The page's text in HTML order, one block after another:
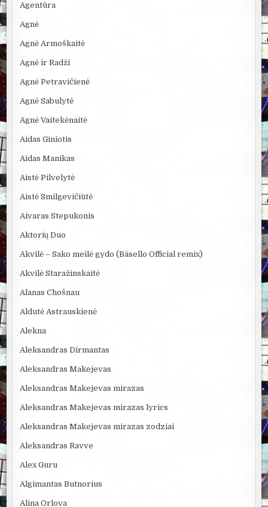
Agentūra
Agnė
Agnė Armoškaitė
Agnė ir Radži
Agnė Petravičienė
Agnė Sabulytė
Agnė Vaitekėnaitė
Aidas Giniotis
Aidas Manikas
Aistė Pilvelytė
Aistė Smilgevičiūtė
Aivaras Stepukonis
Aktorių Duo
Akvilė – Sako meilė gydo (Bäsello Official remix)
Akvilė Staražinskaitė
Alanas Chošnau
Aldutė Astrauskienė
Alekna
Aleksandras Dirmantas
Aleksandras Makejevas
Aleksandras Makejevas mirazas
Aleksandras Makejevas mirazas lyrics
Aleksandras Makejevas mirazas zodziai
Aleksandras Ravve
Alex Guru
Algimantas Butnorius
Alina Orlova